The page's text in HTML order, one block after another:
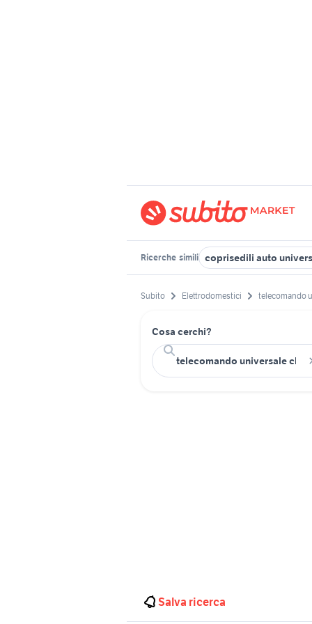
Ricerche simili coprisedili auto
Subito Elettrodomestici telecomando
Cosa cerchi?
Salva ricerca